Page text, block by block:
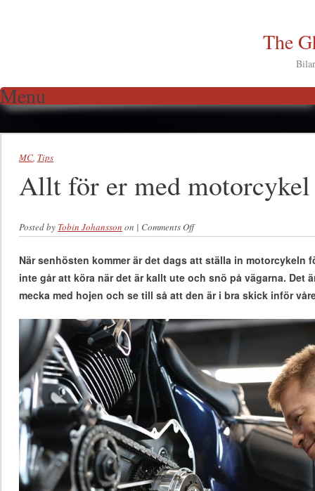
The
Menu
MC, Tips
Allt för er med motorcykel
Posted by Tobin Johansson on | Comments Offon Allt för er med motorcykel
När senhösten kommer är det dags att ställa in motorcykeln
inte går att köra när det är kallt ute och snö på vägarna. Det
mecka med hojen och se till så att den är i bra skick inför